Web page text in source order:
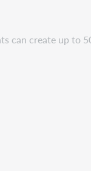
can create up to